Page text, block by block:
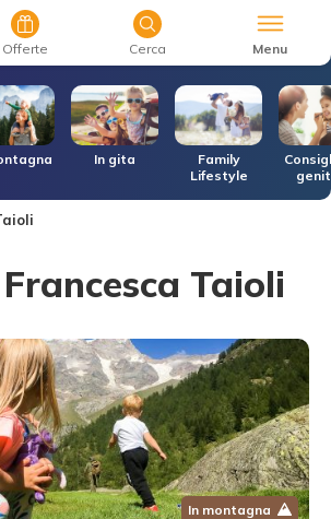
Menu
Cerca
Offerte
In gita
Family
Lifestyle
Francesca Taioli
In montagna